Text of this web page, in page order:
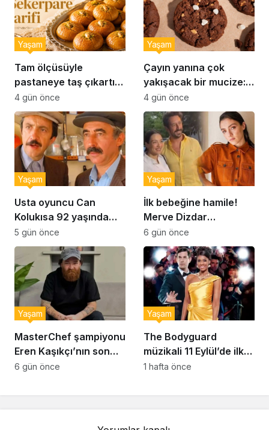
Tam ölçüsüyle
pastaneye taş çıkartır:
Şekerpare tarifi
Yaşam
4 gün önce
Çayın yanına çok
yakışacak bir mucize:
Brownie tadında ıslak
kurabiye tarifi…
Yaşam
4 gün önce
Usta oyuncu Can
Kolukısa 92 yaşında
hayatını kaybetti
Yaşam
5 gün önce
İlk bebeğine hamile!
Merve Dizdar
sessizliğini bozdu: ‘İsim
bulmak çok zor’
Yaşam
6 gün önce
MasterChef şampiyonu
Eren Kaşıkçı’nın son
anlarındaki kahreden
Yaşam
6 gün önce
The Bodyguard
müzikali 11 Eylül’de ilk
kez Türkiye’de
Yaşam
1 hafta önce